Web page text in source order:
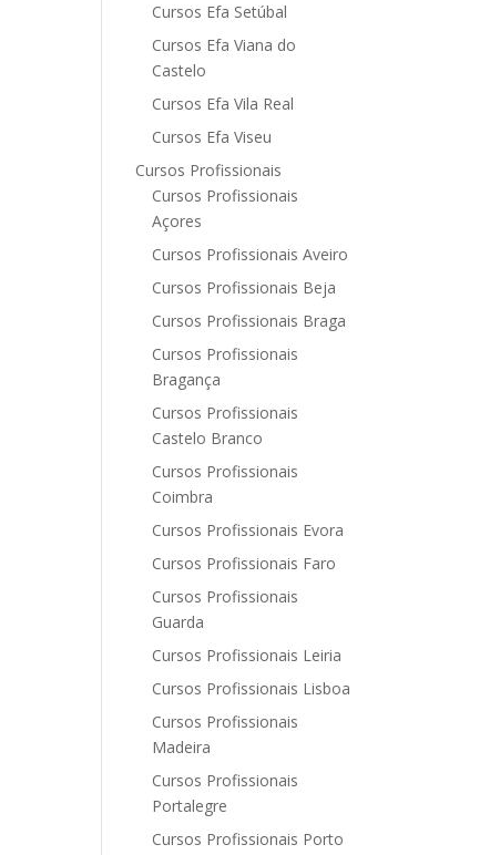
Cursos Efa Setúbal
Cursos Efa Viana do
Castelo
Cursos Efa Vila Real
Cursos Efa Viseu
Cursos Profissionais
Cursos Profissionais
Açores
Cursos Profissionais Aveiro
Cursos Profissionais Beja
Cursos Profissionais Braga
Cursos Profissionais
Bragança
Cursos Profissionais
Castelo Branco
Cursos Profissionais
Coimbra
Cursos Profissionais Evora
Cursos Profissionais Faro
Cursos Profissionais
Guarda
Cursos Profissionais Leiria
Cursos Profissionais Lisboa
Cursos Profissionais
Madeira
Cursos Profissionais
Portalegre
Cursos Profissionais Porto